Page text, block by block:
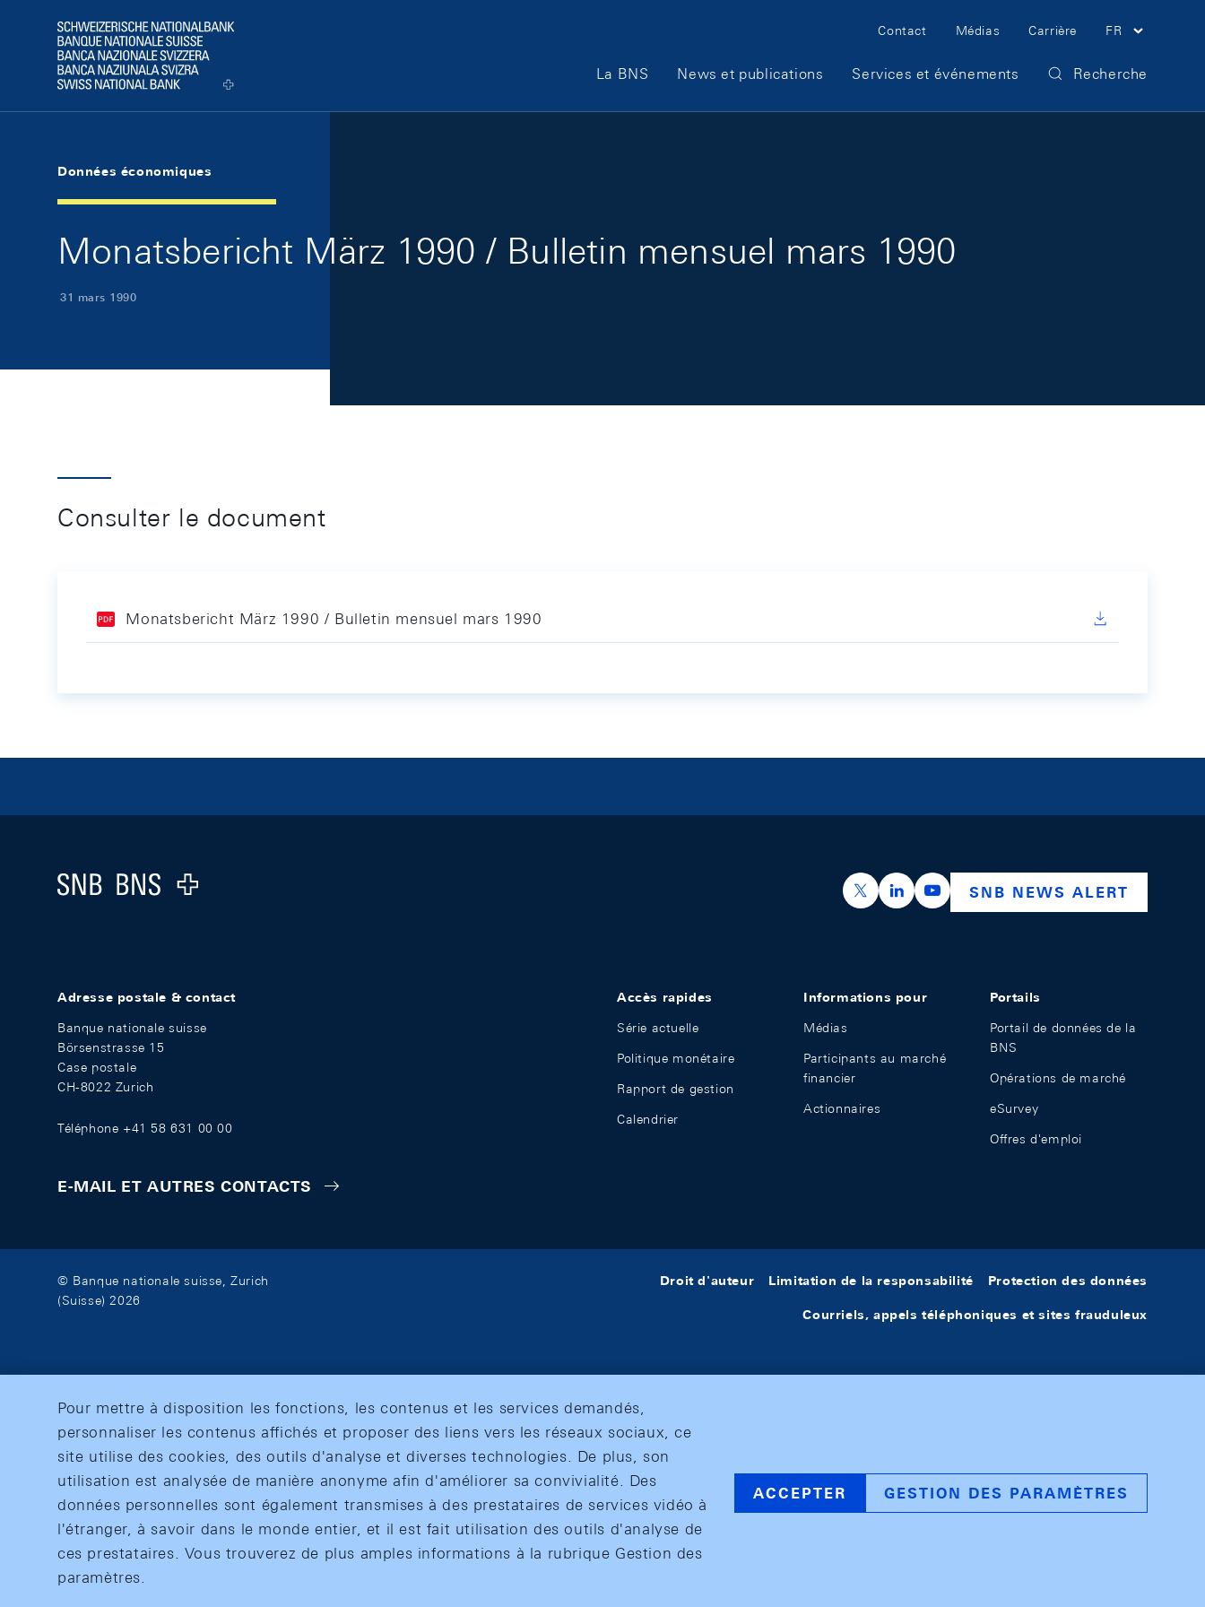
Logo
Meta Navigation
Contact Médias Carrière FR
Main Navigation
La BNS News et publications Services et événements Recherche
Données économiques
Monatsbericht März 1990 / Bulletin mensuel mars 1990
31 mars 1990
Consulter le document
Monatsbericht März 1990 / Bulletin mensuel mars 1990
Logo
https://x.com/snb_bns
https://ch.linkedin.com/company/swiss-
https://www.youtube.com/
SNB NEWS ALERT
Adresse postale & contact
Banque nationale suisse
Börsenstrasse 15
Case postale
CH-8022 Zurich
Téléphone +41 58 631 00 00
E-MAIL ET AUTRES CONTACTS
Accès rapides
Série actuelle
Politique monétaire
Rapport de gestion
Calendrier
Informations pour
Médias
Participants au marché
financier
Actionnaires
Portails
Portail de données de la
BNS
Opérations de marché
eSurvey
Offres d'emploi
© Banque nationale suisse, Zurich
(Suisse) 2026
Droit d'auteur Limitation de la responsabilité Protection des données
Courriels, appels téléphoniques et sites frauduleux
Pour mettre à disposition les fonctions, les contenus et les services demandés,
personnaliser les contenus affichés et proposer des liens vers les réseaux sociaux, ce
site utilise des cookies, des outils d'analyse et diverses technologies. De plus, son
utilisation est analysée de manière anonyme afin d'améliorer sa convivialité. Des
données personnelles sont également transmises à des prestataires de services vidéo à
l'étranger, à savoir dans le monde entier, et il est fait utilisation des outils d'analyse de
ces prestataires. Vous trouverez de plus amples informations à la rubrique Gestion des
paramètres.
ACCEPTER GESTION DES PARAMÈTRES